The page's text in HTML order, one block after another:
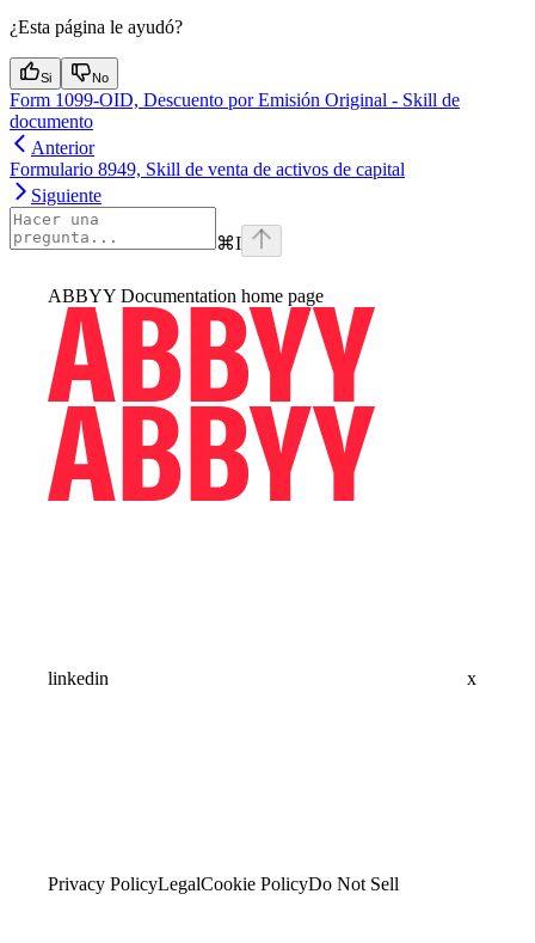
¿Esta página le ayudó?
Si No
Form 1099-OID, Descuento por Emisión Original - Skill de
documento
Anterior
Formulario 8949, Skill de venta de activos de capital
Siguiente
⌘I
ABBYY Documentation home page
linkedin x
Privacy PolicyLegalCookie PolicyDo Not Sell